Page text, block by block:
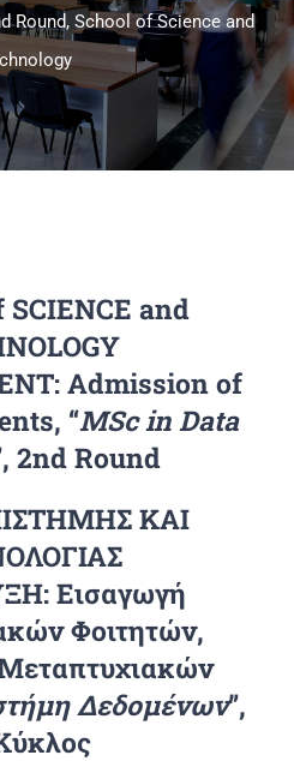
Round, School of Science and
SCIENCE and
Admission of
“MSc in Data
2nd Round
ΚΑΙ
Εισαγωγή
Φοιτητών,
Δεδομένων”,